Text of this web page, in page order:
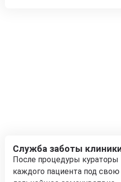
Служба заботы
После процедуры кураторы
каждого пациента под